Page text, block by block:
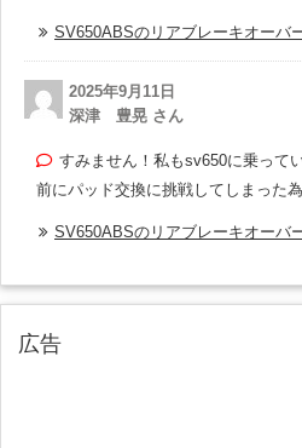
SV650ABSのリアブレーキオーバ
2025年9月11日
深津 豊晃 さん
すみません！私もsv650に乗って
前にパッド交換に挑戦してしまった
SV650ABSのリアブレーキオーバ
広告